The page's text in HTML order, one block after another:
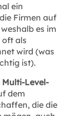
ein
Firmen auf
es im
oft als
wird (was
ist).
Multi-Level-
dem
die die